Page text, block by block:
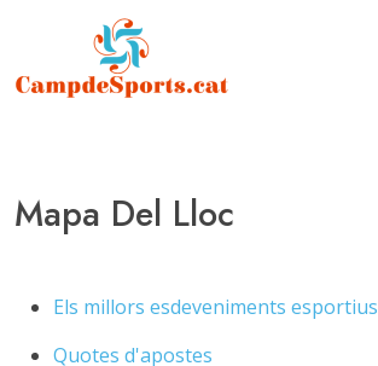
Mapa Del Lloc
Els millors esdeveniments esportius
Quotes d'apostes